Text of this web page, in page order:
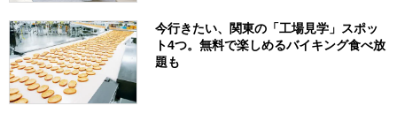
今行きたい、関東の「工場見学」スポッ
ト4つ。無料で楽しめるバイキング食べ放
題も